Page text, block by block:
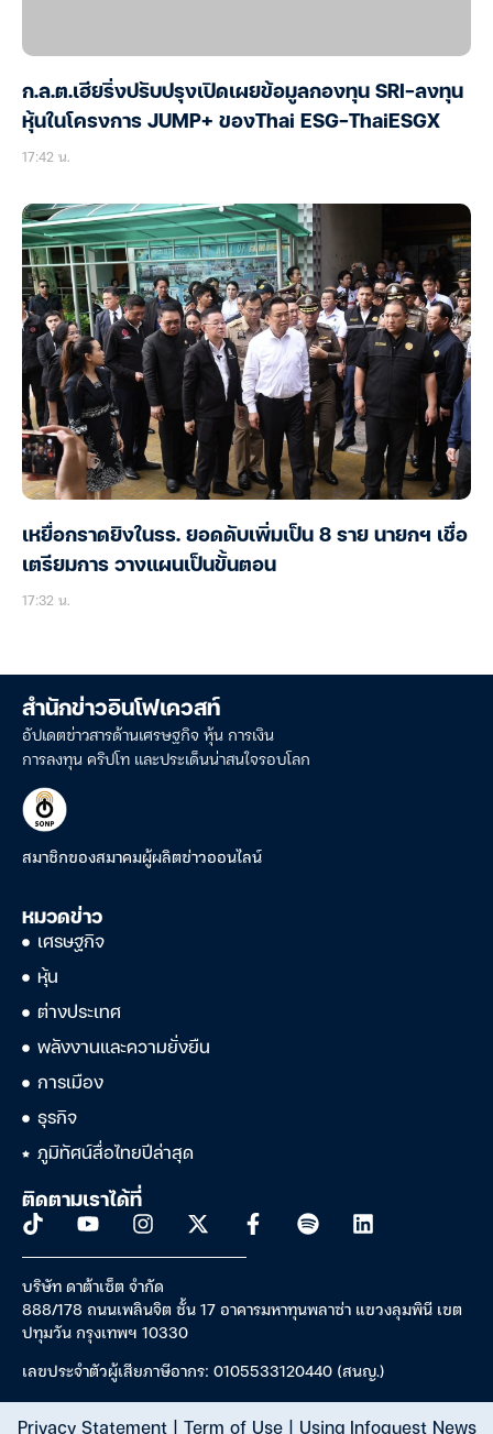
ก.ล.ต.เฮียริ่งปรับปรุงเปิดเผยข้อมูลกองทุน SRI-ลงทุน
หุ้นในโครงการ JUMP+ ของThai ESG-ThaiESGX
17:42 น.
เหยื่อกราดยิงในรร. ยอดดับเพิ่มเป็น 8 ราย นายกฯ เชื่อ
เตรียมการ วางแผนเป็นขั้นตอน
17:32 น.
สำนักข่าวอินโฟเควสท์
อัปเดตข่าวสารด้านเศรษฐกิจ หุ้น การเงิน
การลงทุน คริปโท และประเด็นน่าสนใจรอบโลก
สมาชิกของสมาคมผู้ผลิตข่าวออนไลน์
หมวดข่าว
เศรษฐกิจ
หุ้น
ต่างประเทศ
พลังงานและความยั่งยืน
การเมือง
ธุรกิจ
ภูมิทัศน์สื่อไทยปีล่าสุด
ติดตามเราได้ที่
บริษัท ดาต้าเซ็ต จำกัด
888/178 ถนนเพลินจิต ชั้น 17 อาคารมหาทุนพลาซ่า แขวงลุมพินี เขต
ปทุมวัน กรุงเทพฯ 10330
เลขประจำตัวผู้เสียภาษีอากร: 0105533120440 (สนญ.)
Privacy Statement| Term of Use| Using Infoquest News